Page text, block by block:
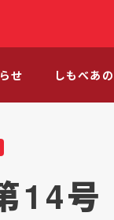
せ しもべあ
14号